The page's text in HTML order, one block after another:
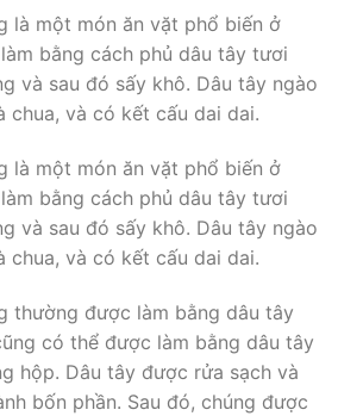
là một món ăn vặt phổ biến ở
bằng cách phủ dâu tây tươi
và sau đó sấy khô. Dâu tây ngào
chua, và có kết cấu dai dai.
là một món ăn vặt phổ biến ở
bằng cách phủ dâu tây tươi
và sau đó sấy khô. Dâu tây ngào
chua, và có kết cấu dai dai.
thường được làm bằng dâu tây
có thể được làm bằng dâu tây
hộp. Dâu tây được rửa sạch và
bốn phần. Sau đó, chúng được